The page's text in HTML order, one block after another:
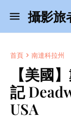
攝影旅
首頁 南達科拉州
【美國
記
USA